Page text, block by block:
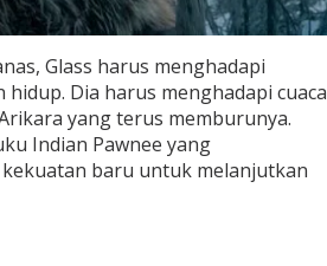
Glass harus menghadapi
Dia harus menghadapi cuaca
yang terus memburunya.
Indian Pawnee yang
baru untuk melanjutkan